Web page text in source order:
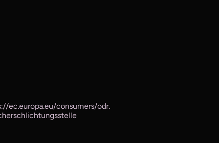
ec.europa.eu/consumers/odr.